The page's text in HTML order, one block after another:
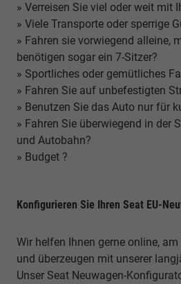
» Verreisen Sie viel oder weit mit
» Viele Transporte oder sperrige
» Fahren sie vorwiegend alleine,
benötigen sogar ein 7-Sitzer?
» Sportliches oder gemütliches
» Fahren Sie auf unbefestigten
» Benutzen Sie das Auto nur für
» Fahren Sie überwiegend in der
und Autobahn?
» Budget ?
Konfigurieren Sie Ihren Seat EU-
Wir helfen Ihnen gerne online,
und überzeugen mit unserer
Unser Seat Neuwagen-